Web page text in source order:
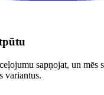
sapņojat, un mēs
variantus.